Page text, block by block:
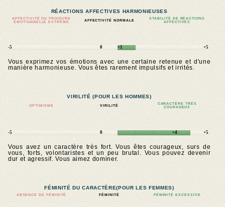
RÉACTIONS AFFECTIVES HARMONIEUSES
AFFECTIVITÉ OU FROIDURE
ÉMOTIONNELLE EXTRÊME
AFFECTIVITÉ NORMALE
STABILITÉ DE RÉACTIONS
AFFECTIVES
-5 0 +1 +5
Vous exprimez vos émotions avec une certaine retenue et d'une
manière harmonieuse. Vous êtes rarement impulsifs et irrités.
VIRILITÉ (POUR LES HOMMES)
OPTIMISME VIRILITÉ
CARACTÈRE TRÈS
COURAGEUX
-5 0 +4 +5
Vous avez un caractère très fort. Vous êtes courageux, surs de
vous, forts, volontaristes et un peu brutal. Vous pouvez devenir
dur et agressif. Vous aimez dominer.
FÉMINITÉ DU CARACTÈRE(POUR LES FEMMES)
ABSENCE DE FÉMINITÉ FÉMINITÉ FÉMINITÉ EXCESSIVE